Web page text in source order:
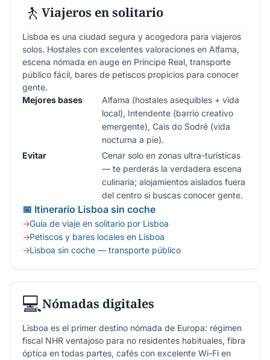
🚶 Viajeros en solitario
Lisboa es una ciudad segura y acogedora para viajeros
solos. Hostales con excelentes valoraciones en Alfama,
escena nómada en auge en Príncipe Real, transporte
público fácil, bares de petiscos propicios para conocer
gente.
Mejores bases
Alfama (hostales asequibles + vida
local), Intendente (barrio creativo
emergente), Cais do Sodré (vida
nocturna a pie).
Evitar
Cenar solo en zonas ultra-turísticas
— te perderás la verdadera escena
culinaria; alojamientos aislados fuera
del centro si buscas conocer gente.
📅 Itinerario Lisboa sin coche
Guía de viaje en solitario por Lisboa
Petiscos y bares locales en Lisboa
Lisboa sin coche — transporte público
💻Nómadas digitales
Lisboa es el primer destino nómada de Europa: régimen
fiscal NHR ventajoso para no residentes habituales, fibra
óptica en todas partes, cafés con excelente Wi-Fi en